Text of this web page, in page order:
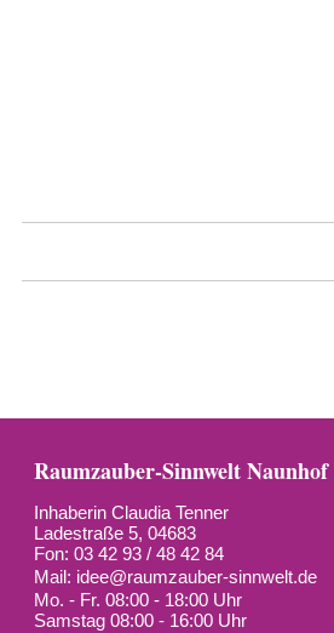
Raumzauber-Sinnwelt Naunhof
Inhaberin Claudia Tenner
Ladestraße 5, 04683
Fon: 03 42 93 / 48 42 84
Mail: idee@raumzauber-sinnwelt.de
Mo. - Fr. 08:00 - 18:00 Uhr
Samstag 08:00 - 16:00 Uhr